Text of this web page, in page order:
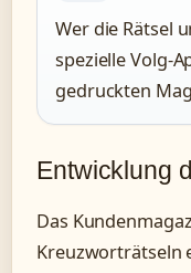
Wer die Rätsel
spezielle Volg-
gedruckten
Entwicklung
Das
Kreuzworträtseln